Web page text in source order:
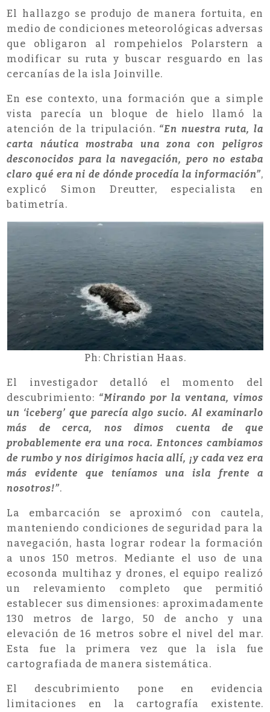
El hallazgo se produjo de manera fortuita, en
medio de condiciones meteorológicas adversas
que obligaron al rompehielos Polarstern a
modificar su ruta y buscar resguardo en las
cercanías de la isla Joinville.
En ese contexto, una formación que a simple
vista parecía un bloque de hielo llamó la
atención de la tripulación. “En nuestra ruta, la
carta náutica mostraba una zona con peligros
desconocidos para la navegación, pero no estaba
claro qué era ni de dónde procedía la información”,
explicó Simon Dreutter, especialista en
batimetría.
Ph: Christian Haas.
El investigador detalló el momento del
descubrimiento: “Mirando por la ventana, vimos
un ‘iceberg’ que parecía algo sucio. Al examinarlo
más de cerca, nos dimos cuenta de que
probablemente era una roca. Entonces cambiamos
de rumbo y nos dirigimos hacia allí, ¡y cada vez era
más evidente que teníamos una isla frente a
nosotros!”.
La embarcación se aproximó con cautela,
manteniendo condiciones de seguridad para la
navegación, hasta lograr rodear la formación
a unos 150 metros. Mediante el uso de una
ecosonda multihaz y drones, el equipo realizó
un relevamiento completo que permitió
establecer sus dimensiones: aproximadamente
130 metros de largo, 50 de ancho y una
elevación de 16 metros sobre el nivel del mar.
Esta fue la primera vez que la isla fue
cartografiada de manera sistemática.
El descubrimiento pone en evidencia
limitaciones en la cartografía existente.